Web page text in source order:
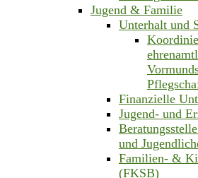
Jugend & Familie
Unterhalt und
Finanzielle
Jugend- und
und
Familien- &
(FKSB)